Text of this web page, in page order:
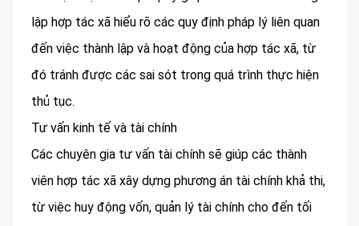
lập hợp tác xã hiểu rõ các quy định pháp lý liên quan
đến việc thành lập và hoạt động của hợp tác xã, từ
đó tránh được các sai sót trong quá trình thực hiện
thủ tục.
Tư vấn kinh tế và tài chính
Các chuyên gia tư vấn tài chính sẽ giúp các thành
viên hợp tác xã xây dựng phương án tài chính khả thi,
từ việc huy động vốn, quản lý tài chính cho đến tối